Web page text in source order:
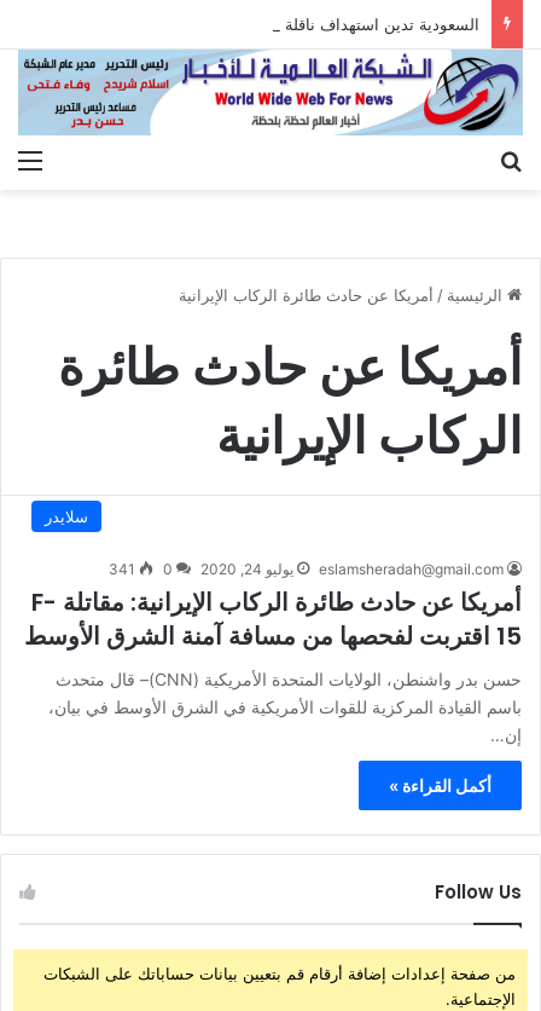
السعودية تدين استهداف ناقلة إماراتية أثناء عبورها هرمز
الرئيسية / أمريكا عن حادث طائرة الركاب الإيرانية
أمريكا عن حادث طائرة
الركاب الإيرانية
سلايدر
eslamsheradah@gmail.com يوليو 24, 2020 0
341
أمريكا عن حادث طائرة الركاب الإيرانية: مقاتلة F-
15 اقتربت لفحصها من مسافة آمنة الشرق الأوسط
حسن بدر واشنطن، الولايات المتحدة الأمريكية (CNN)– قال متحدث
باسم القيادة المركزية للقوات الأمريكية في الشرق الأوسط في بيان،
إن…
أكمل القراءة »
Follow Us
من صفحة إعدادات إضافة أرقام قم بتعيين بيانات حساباتك على الشبكات
الإجتماعية.